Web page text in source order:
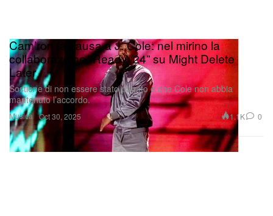
Musica
Cam’ron fa causa a J. Cole: nel mirino la
collaborazione “Ready ‘24” su Might Delete
Later
Sostiene di non essere stato pagato e che Cole non abbia
mantenuto l’accordo.
Oct 30, 2025 1.1K 0